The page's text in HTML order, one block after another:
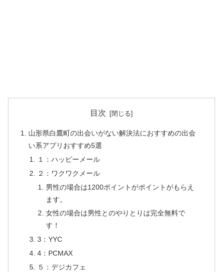
目次
山形県白鷹町の出会いがない解決法におすすめの出会
い系アプリおすすめ5選
１：ハッピーメール
２：ワクワクメール
男性の場合は1200ポイントがポイントがもらえ
ます。
女性の場合は男性とのやりとりは完全無料で
す！
3：YYC
4：PCMAX
５：デジカフェ